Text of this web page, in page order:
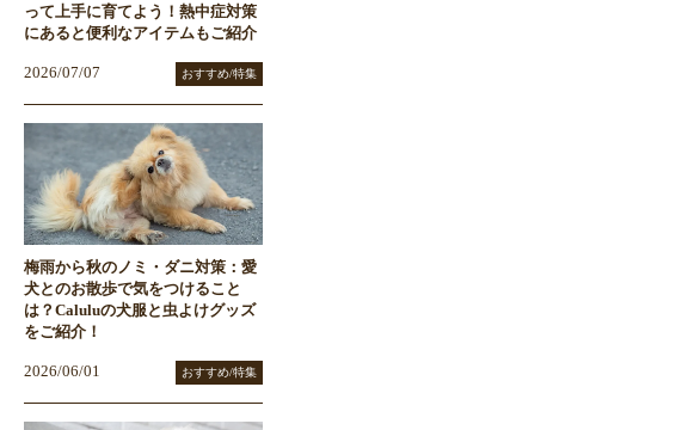
って上手に育てよう！熱中症対策
にあると便利なアイテムもご紹介
2026/07/07 おすすめ/特集
梅雨から秋のノミ・ダニ対策：愛
犬とのお散歩で気をつけること
は？Caluluの犬服と虫よけグッズ
をご紹介！
2026/06/01 おすすめ/特集